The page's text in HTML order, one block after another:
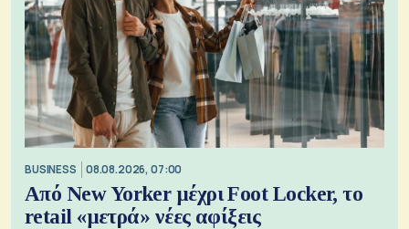
BUSINESS 08.08.2026, 07:00
Από New Yorker μέχρι Foot Locker, το
retail «μετρά» νέες αφίξεις